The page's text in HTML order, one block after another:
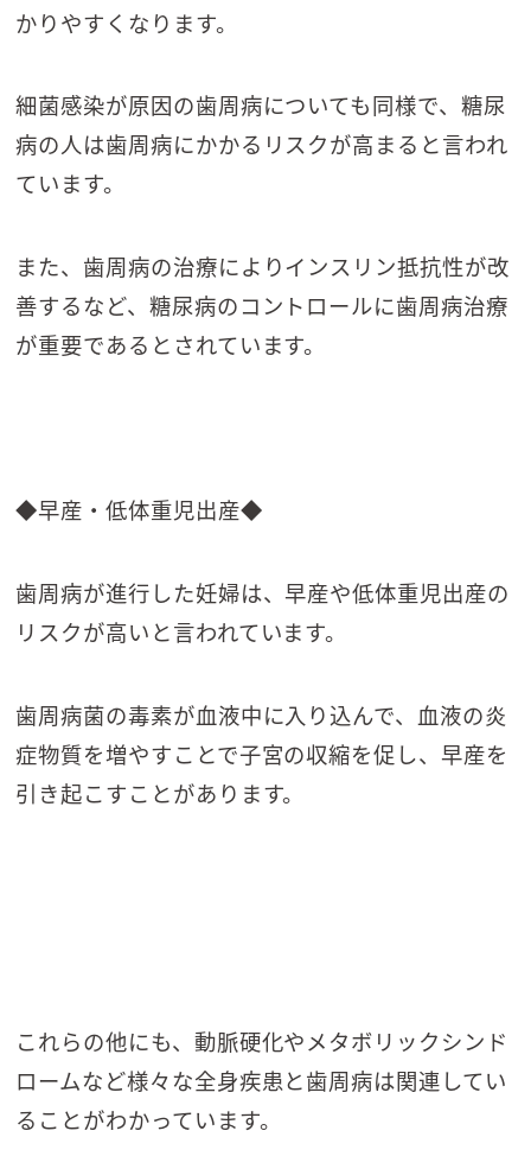
かりやすくなります。
細菌感染が原因の歯周病についても同様で、糖尿
病の人は歯周病にかかるリスクが高まると言われ
ています。
また、歯周病の治療によりインスリン抵抗性が改
善するなど、糖尿病のコントロールに歯周病治療
が重要であるとされています。
◆早産・低体重児出産◆
歯周病が進行した妊婦は、早産や低体重児出産の
リスクが高いと言われています。
歯周病菌の毒素が血液中に入り込んで、血液の炎
症物質を増やすことで子宮の収縮を促し、早産を
引き起こすことがあります。
これらの他にも、動脈硬化やメタボリックシンド
ロームなど様々な全身疾患と歯周病は関連してい
ることがわかっています。